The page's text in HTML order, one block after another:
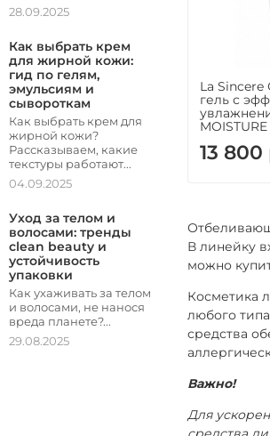
La
гель с
13 800
В линейку
можно
Косметика
любого
средства
Важно!
Для
28.09.2025
Как выбрать крем
для жирной кожи:
гид по гелям,
эмульсиям и
сывороткам
Как выбрать крем для
жирной кожи?
Рассказываем, какие
текстуры работают...
04.09.2025
Уход за телом и
волосами: тренды
clean beauty и
устойчивость
упаковки
Как ухаживать за телом
и волосами, не нанося
вреда планете?...
29.08.2025